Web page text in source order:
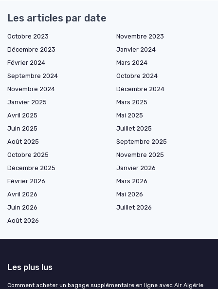
Les articles par date
Octobre 2023
Novembre 2023
Décembre 2023
Janvier 2024
Février 2024
Mars 2024
Septembre 2024
Octobre 2024
Novembre 2024
Décembre 2024
Janvier 2025
Mars 2025
Avril 2025
Mai 2025
Juin 2025
Juillet 2025
Août 2025
Septembre 2025
Octobre 2025
Novembre 2025
Décembre 2025
Janvier 2026
Février 2026
Mars 2026
Avril 2026
Mai 2026
Juin 2026
Juillet 2026
Août 2026
Les plus lus
Comment acheter un bagage supplémentaire en ligne avec Air Algérie